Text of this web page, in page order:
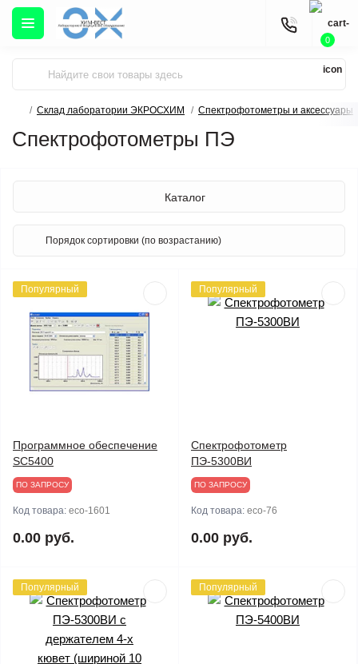
0
Склад лаборатории ЭКРОСХИМ Спектрофотометры и аксессуары
Спектрофотометры ПЭ
Каталог
Популярный
Программное обеспечение
SC5400
ПО ЗАПРОСУ
Код товара: eco-1601
0.00 руб.
Популярный
Спектрофотометр
ПЭ-5300ВИ
ПО ЗАПРОСУ
Код товара: eco-76
0.00 руб.
Популярный Популярный